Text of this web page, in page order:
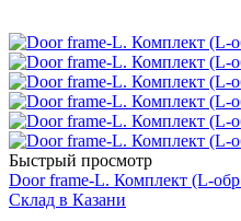
Быстрый просмотр
Door frame-L. Комплект (L-
Склад в Казани